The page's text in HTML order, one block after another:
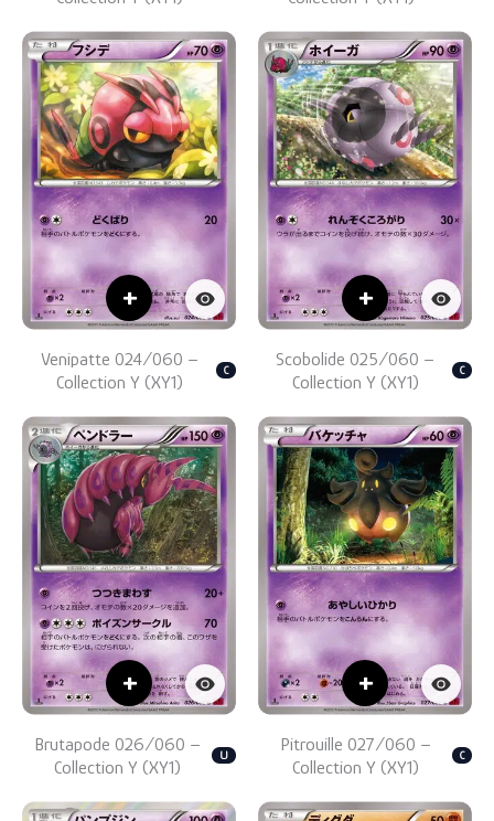
+
Venipatte 024/060 –
Collection Y (XY1)
C
+
Scobolide 025/060 –
Collection Y (XY1)
C
+
Brutapode 026/060 –
Collection Y (XY1)
U
+
Pitrouille 027/060 –
Collection Y (XY1)
C